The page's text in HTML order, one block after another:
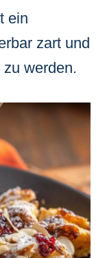
ein
zart und
werden.